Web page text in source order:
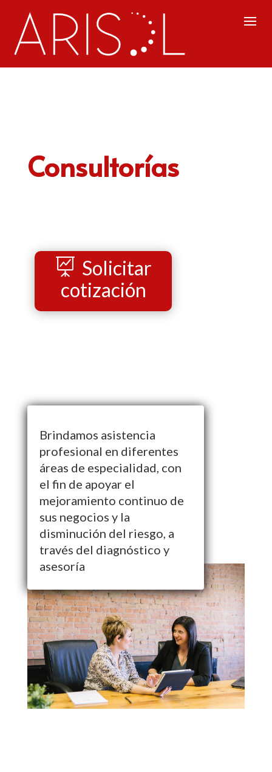
Consultorías
 Solicitar
cotización
Brindamos asistencia
profesional en diferentes
áreas de especialidad, con
el fin de apoyar el
mejoramiento continuo de
sus negocios y la
disminución del riesgo, a
través del diagnóstico y
asesoría